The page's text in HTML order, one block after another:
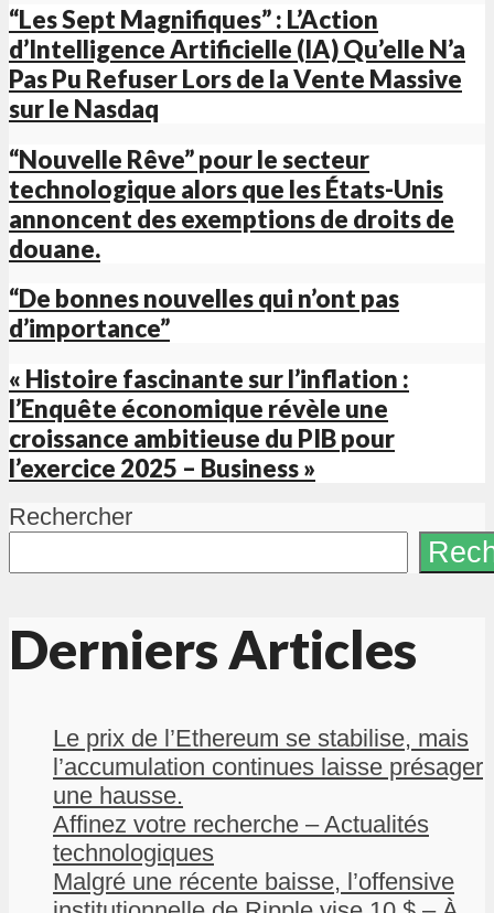
“Les Sept Magnifiques” : L’Action
d’Intelligence Artificielle (IA) Qu’elle N’a
Pas Pu Refuser Lors de la Vente Massive
sur le Nasdaq
“Nouvelle Rêve” pour le secteur
technologique alors que les États-Unis
annoncent des exemptions de droits de
douane.
“De bonnes nouvelles qui n’ont pas
d’importance”
« Histoire fascinante sur l’inflation :
l’Enquête économique révèle une
croissance ambitieuse du PIB pour
l’exercice 2025 – Business »
Rechercher
Derniers Articles
Le prix de l’Ethereum se stabilise, mais
l’accumulation continues laisse présager
une hausse.
Affinez votre recherche – Actualités
technologiques
Malgré une récente baisse, l’offensive